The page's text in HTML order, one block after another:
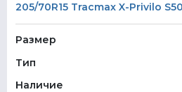
205/70R15 Tracmax X-Privilo
Размер
Тип
Наличие